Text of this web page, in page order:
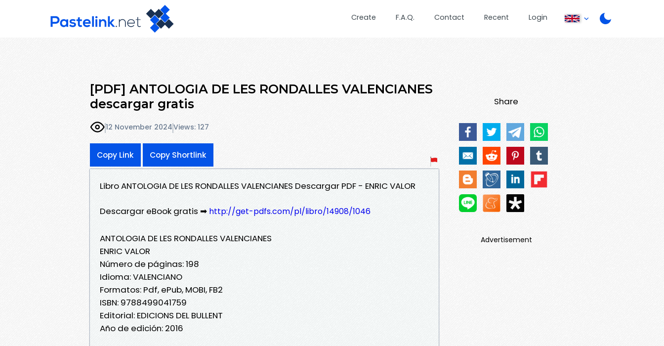
Create F.A.Q. Contact Recent Login
[PDF] ANTOLOGIA DE LES RONDALLES VALENCIANES
descargar gratis
12 November 2024Views: 127
Copy Link Copy Shortlink
Libro ANTOLOGIA DE LES RONDALLES VALENCIANES Descargar PDF - ENRIC VALOR
Descargar eBook gratis ➡ http://get-pdfs.com/pl/libro/14908/1046
ANTOLOGIA DE LES RONDALLES VALENCIANES
ENRIC VALOR
Número de páginas: 198
Idioma: VALENCIANO
Formatos: Pdf, ePub, MOBI, FB2
ISBN: 9788499041759
Editorial: EDICIONS DEL BULLENT
Año de edición: 2016
Share
Advertisement